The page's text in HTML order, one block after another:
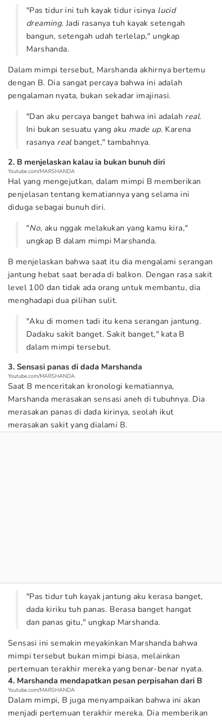
"Pas tidur ini tuh kayak tidur isinya lucid
dreaming. Jadi rasanya tuh kayak setengah
bangun, setengah udah terlelap," ungkap
Marshanda.
Dalam mimpi tersebut, Marshanda akhirnya bertemu
dengan B. Dia sangat percaya bahwa ini adalah
pengalaman nyata, bukan sekadar imajinasi.
"Dan aku percaya banget bahwa ini adalah real.
Ini bukan sesuatu yang aku made up. Karena
rasanya realbanget," tambahnya.
2. B menjelaskan kalau ia bukan bunuh diri
Youtube.com/MARSHANDA
Hal yang mengejutkan, dalam mimpi B memberikan
penjelasan tentang kematiannya yang selama ini
diduga sebagai bunuh diri.
"No, aku nggak melakukan yang kamu kira,"
ungkap B dalam mimpi Marshanda.
B menjelaskan bahwa saat itu dia mengalami serangan
jantung hebat saat berada di balkon. Dengan rasa sakit
level 100 dan tidak ada orang untuk membantu, dia
menghadapi dua pilihan sulit.
"Aku di momen tadi itu kena serangan jantung.
Dadaku sakit banget. Sakit banget," kata B
dalam mimpi tersebut.
3. Sensasi panas di dada Marshanda
Youtube.com/MARSHANDA
Saat B menceritakan kronologi kematiannya,
Marshanda merasakan sensasi aneh di tubuhnya. Dia
merasakan panas di dada kirinya, seolah ikut
merasakan sakit yang dialami B.
"Pas tidur tuh kayak jantung aku kerasa banget,
dada kiriku tuh panas. Berasa banget hangat
dan panas gitu," ungkap Marshanda.
Sensasi ini semakin meyakinkan Marshanda bahwa
mimpi tersebut bukan mimpi biasa, melainkan
pertemuan terakhir mereka yang benar-benar nyata.
4. Marshanda mendapatkan pesan perpisahan dari B
Youtube.com/MARSHANDA
Dalam mimpi, B juga menyampaikan bahwa ini akan
menjadi pertemuan terakhir mereka. Dia memberikan